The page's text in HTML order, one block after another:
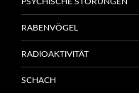
RABENVÖGEL
RADIOAKTIVITÄT
SCHACH